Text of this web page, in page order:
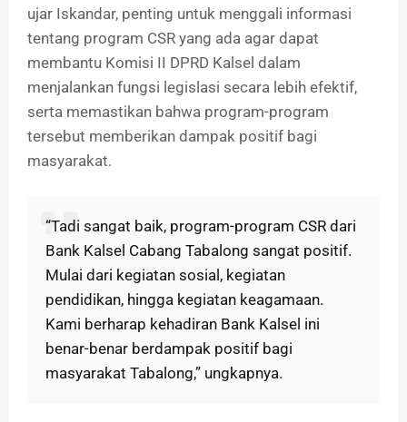
ujar Iskandar, penting untuk menggali informasi
tentang program CSR yang ada agar dapat
membantu Komisi II DPRD Kalsel dalam
menjalankan fungsi legislasi secara lebih efektif,
serta memastikan bahwa program-program
tersebut memberikan dampak positif bagi
masyarakat.
“Tadi sangat baik, program-program CSR dari
Bank Kalsel Cabang Tabalong sangat positif.
Mulai dari kegiatan sosial, kegiatan
pendidikan, hingga kegiatan keagamaan.
Kami berharap kehadiran Bank Kalsel ini
benar-benar berdampak positif bagi
masyarakat Tabalong,” ungkapnya.